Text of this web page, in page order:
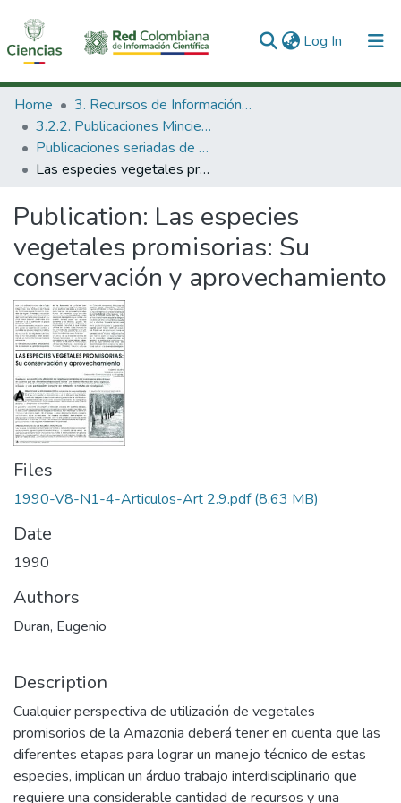
Log In (current)
Communities & Collections
All of DSpace
Statistics
Home
3. Recursos de Información Científica y Tecnológica
3.2.2. Publicaciones Minciencias
Publicaciones seriadas de Minciencias
Las especies vegetales promisorias: Su conservación y aprovechamiento
Publication: Las especies
vegetales promisorias: Su
conservación y aprovechamiento
Files
1990-V8-N1-4-Articulos-Art 2.9.pdf(8.63 MB)
Date
1990
Authors
Duran, Eugenio
Description
Cualquier perspectiva de utilización de vegetales
promisorios de la Amazonia deberá tener en cuenta que las
diferentes etapas para lograr un manejo técnico de estas
especies, implican un árduo trabajo interdisciplinario que
requiere una considerable cantidad de recursos y una